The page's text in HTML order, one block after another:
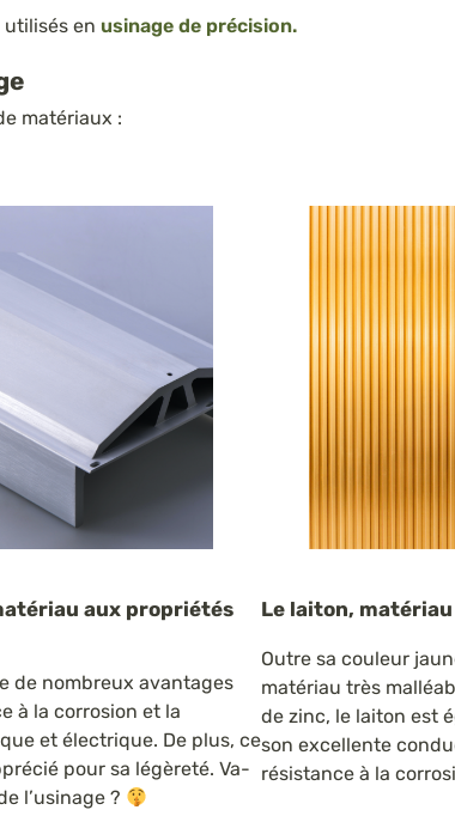
en usinage de précision.
matériaux :
aux propriétés
de nombreux avantages
à la corrosion et la
et électrique. De plus, ce
pour sa légèreté. Va-
l’usinage ?
Le laiton,
Outre sa couleur
matériau très
de zinc, le laiton est
son excellente
résistance à la